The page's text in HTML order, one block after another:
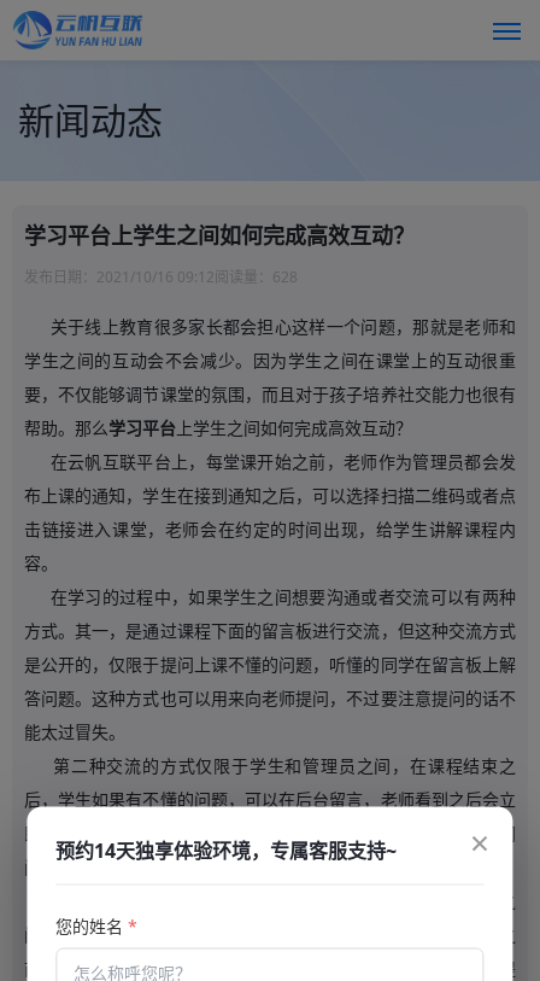
新闻动态
学习平台上学生之间如何完成高效互动？
发布日期： 2021/10/16 09:12阅读量： 628
关于线上教育很多家长都会担心这样一个问题，那就是老师和
学生之间的互动会不会减少。因为学生之间在课堂上的互动很重
要，不仅能够调节课堂的氛围，而且对于孩子培养社交能力也很有
帮助。那么学习平台 上学生之间如何完成高效互动？
在云帆互联平台上，每堂课开始之前，老师作为管理员都会发
布上课的通知，学生在接到通知之后，可以选择扫描二维码或者点
击链接进入课堂，老师会在约定的时间出现，给学生讲解课程内
容。
在学习的过程中，如果学生之间想要沟通或者交流可以有两种
方式。其一，是通过课程下面的留言板进行交流，但这种交流方式
是公开的，仅限于提问上课不懂的问题，听懂的同学在留言板上解
答问题。这种方式也可以用来向老师提问，不过要注意提问的话不
能太过冒失。
第二种交流的方式仅限于学生和管理员之间，在课程结束之
后，学生如果有不懂的问题，可以在后台留言，老师看到之后会立
即进行回复。这种沟通的方式其实非常值得推荐，因为在课堂上问
问题，的确会影响到课堂的效率。
上，无论是学生之间的沟通，还是老师之
间的沟通，都是高效且有意义的沟通。因为这样既可以确保同学之
前无障碍交流，也不会影响到老师上课的节奏，而且还能够有效提
×
预约14天独享体验环境，专属客服支持~
您的姓名*